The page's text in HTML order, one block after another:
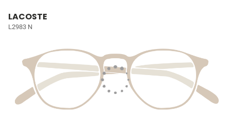
LACOSTE
L2983 N